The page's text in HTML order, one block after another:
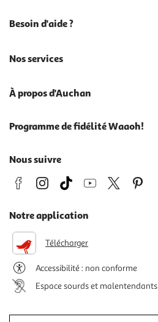
Besoin d'aide ?
Nos services
À propos d'Auchan
Programme de fidélité Waaoh!
Nous suivre
Notre application
Télécharger
Accessibilité : non conforme
Espace sourds et malentendants